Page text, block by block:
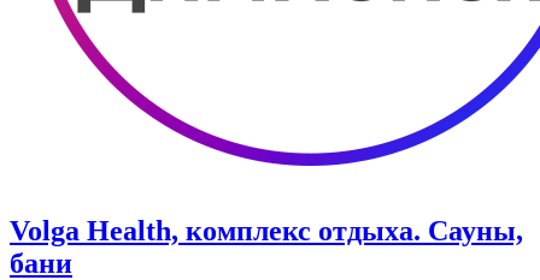
Volga Health, комплекс отдыха. Сауны,
бани